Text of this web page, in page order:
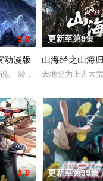
变为需中间的孩子时，他
5.0
动漫版
。 游戏降临现实，世界规
更新至第8集
山海经之山海
天地分为上古大
1.0 更新至第39集